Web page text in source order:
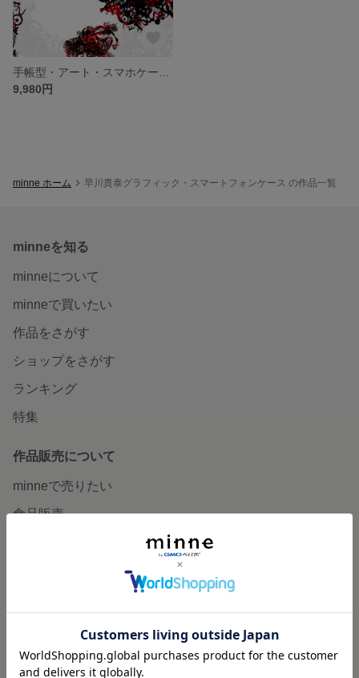
9,980円
minne ホーム 早川貴泰グラフィック・スマートフォンケース の作品一覧
minneを知る
minneについて
minneで買いたい
作品をさがす
ショップをさがす
ランキング
特集
作品販売について
minneで売りたい
食品販売
販売支援企画・イベント